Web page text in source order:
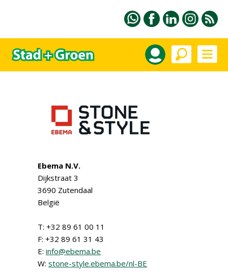
Ebema N.V.
Dijkstraat 3
3690 Zutendaal
België
T: +32 89 61 00 11
F: +32 89 61 31 43
E: info@ebema.be
W: stone-style.ebema.be/nl-BE